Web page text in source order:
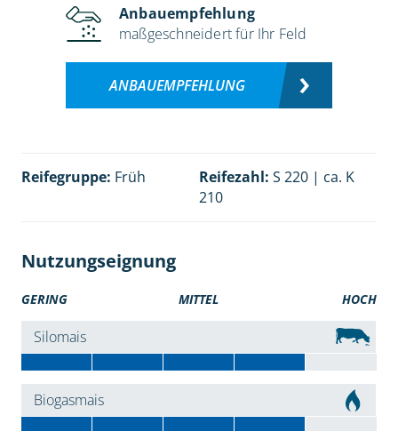
Anbauempfehlung
maßgeschneidert für Ihr Feld
ANBAUEMPFEHLUNG
Reifegruppe: Früh Reifezahl: S 220 | ca. K
210
Nutzungseignung
GERING MITTEL HOCH
Silomais
Biogasmais